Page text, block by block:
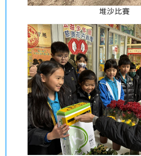
堆沙比賽